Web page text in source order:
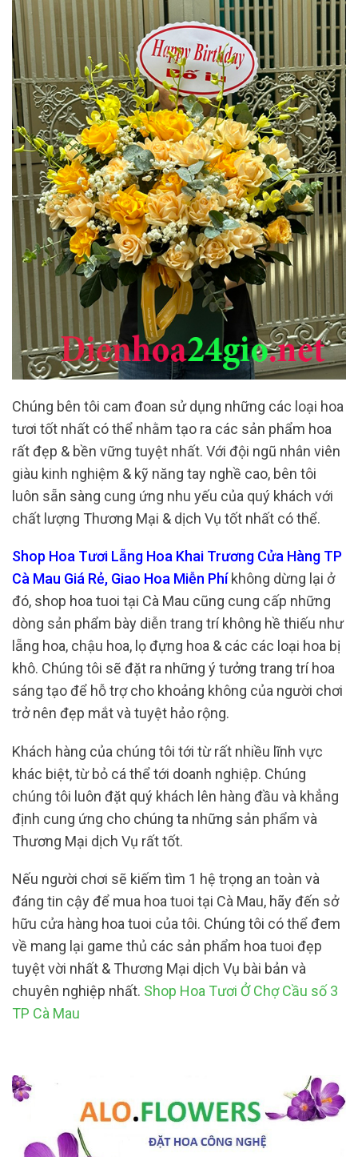
Chúng bên tôi cam đoan sử dụng những các loại hoa
tươi tốt nhất có thể nhằm tạo ra các sản phẩm hoa
rất đẹp & bền vững tuyệt nhất. Với đội ngũ nhân viên
giàu kinh nghiệm & kỹ năng tay nghề cao, bên tôi
luôn sẵn sàng cung ứng nhu yếu của quý khách với
chất lượng Thương Mại & dịch Vụ tốt nhất có thể.
Shop Hoa Tươi Lẵng Hoa Khai Trương Cửa Hàng TP
Cà Mau Giá Rẻ, Giao Hoa Miễn Phíkhông dừng lại ở
đó, shop hoa tuoi tại Cà Mau cũng cung cấp những
dòng sản phẩm bày diễn trang trí không hề thiếu như
lẵng hoa, chậu hoa, lọ đựng hoa & các các loại hoa bị
khô. Chúng tôi sẽ đặt ra những ý tưởng trang trí hoa
sáng tạo để hỗ trợ cho khoảng không của người chơi
trở nên đẹp mắt và tuyệt hảo rộng.
Khách hàng của chúng tôi tới từ rất nhiều lĩnh vực
khác biệt, từ bỏ cá thể tới doanh nghiệp. Chúng
chúng tôi luôn đặt quý khách lên hàng đầu và khẳng
định cung ứng cho chúng ta những sản phẩm và
Thương Mại dịch Vụ rất tốt.
Nếu người chơi sẽ kiếm tìm 1 hệ trọng an toàn và
đáng tin cậy để mua hoa tuoi tại Cà Mau, hãy đến sở
hữu cửa hàng hoa tuoi của tôi. Chúng tôi có thể đem
về mang lại game thủ các sản phẩm hoa tuoi đẹp
tuyệt vời nhất & Thương Mại dịch Vụ bài bản và
chuyên nghiệp nhất. Shop Hoa Tươi Ở Chợ Cầu số 3
TP Cà Mau